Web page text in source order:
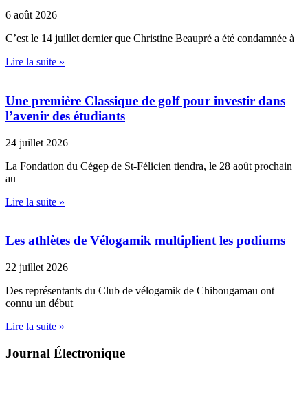
6 août 2026
C’est le 14 juillet dernier que Christine Beaupré a été condamnée à
Lire la suite »
Une première Classique de golf pour investir dans
l’avenir des étudiants
24 juillet 2026
La Fondation du Cégep de St-Félicien tiendra, le 28 août prochain
au
Lire la suite »
Les athlètes de Vélogamik multiplient les podiums
22 juillet 2026
Des représentants du Club de vélogamik de Chibougamau ont
connu un début
Lire la suite »
Journal Électronique